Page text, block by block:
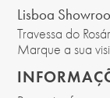
Lisboa
Travessa do
Marque a sua